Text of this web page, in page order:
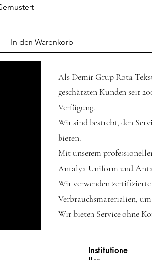
Schnellansicht
In den Warenkorb
Als Demir Grup Rota
geschätzten Kunden seit
Verfügung.
Wir sind bestrebt, den
bieten.
Mit unserem
Antalya Uniform und
Wir verwenden
Verbrauchsmaterialien,
Wir bieten Service ohne
Institutione